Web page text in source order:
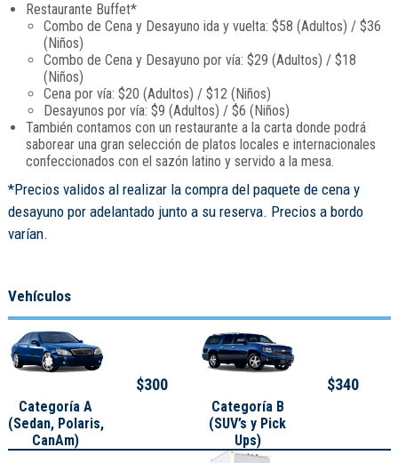
Restaurante Buffet*
Combo de Cena y Desayuno ida y vuelta: $58 (Adultos) / $36
(Niños)
Combo de Cena y Desayuno por vía: $29 (Adultos) / $18
(Niños)
Cena por vía: $20 (Adultos) / $12 (Niños)
Desayunos por vía: $9 (Adultos) / $6 (Niños)
También contamos con un restaurante a la carta donde podrá
saborear una gran selección de platos locales e internacionales
confeccionados con el sazón latino y servido a la mesa.
*Precios validos al realizar la compra del paquete de cena y
desayuno por adelantado junto a su reserva. Precios a bordo
varían.
Vehículos
Categoría A
(Sedan, Polaris,
CanAm)
$300
Categoría B
(SUV’s y Pick
Ups)
$340